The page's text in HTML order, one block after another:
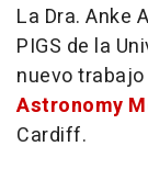
La Dra. Anke
PIGS de la
nuevo
Astronomy
Cardiff.